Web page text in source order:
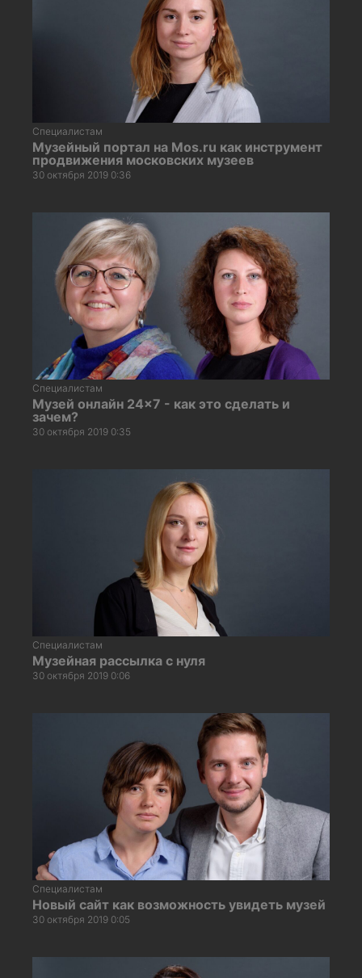
Специалистам
Музейный портал на Mos.ru как инструмент
продвижения московских музеев
30 октября 2019 0:36
Специалистам
Музей онлайн 24×7 - как это сделать и
зачем?
30 октября 2019 0:35
Специалистам
Музейная рассылка с нуля
30 октября 2019 0:06
Специалистам
Новый сайт как возможность увидеть музей
30 октября 2019 0:05